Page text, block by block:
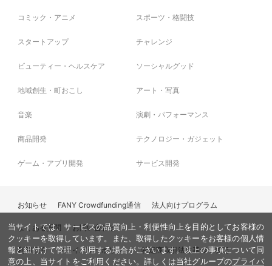
コミック・アニメ スポーツ・格闘技
スタートアップ チャレンジ
ビューティー・ヘルスケア ソーシャルグッド
地域創生・町おこし アート・写真
音楽 演劇・パフォーマンス
商品開発 テクノロジー・ガジェット
ゲーム・アプリ開発 サービス開発
お知らせ FANY Crowdfunding通信 法人向けプログラム
よくある質問 お問い合わせ
利用規約 プライバシーポリシー 特定商取引法に基づく表記
当サイトでは、サービスの品質向上・利便性向上を目的としてお客様の
クッキーを取得しています。また、取得したクッキーをお客様の個人情
報と紐付けて管理・利用する場合がございます。以上の事項について同
意の上、当サイトをご利用ください。詳しくは当社グループのプライバ